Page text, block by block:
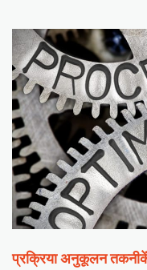
प्रक्रिया अनुकूलन